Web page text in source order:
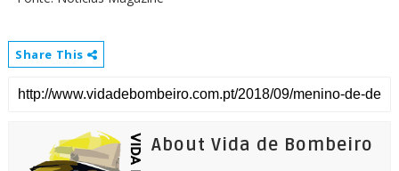
Share This
About Vida de Bombeiro